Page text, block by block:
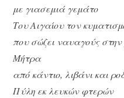
με γιασεμιά γεμάτο
Του Αιγαίου τον
που σώζει ναυαγούς
Μήτρα
από κάντιο, λιβάνι και
Πύλη εκ λευκών φτερών